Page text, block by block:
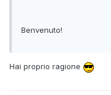
Benvenuto!
Hai proprio ragione